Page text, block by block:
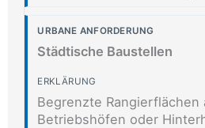
Städtische Baustellen
Begrenzte Rangierflächen
Betriebshöfen oder